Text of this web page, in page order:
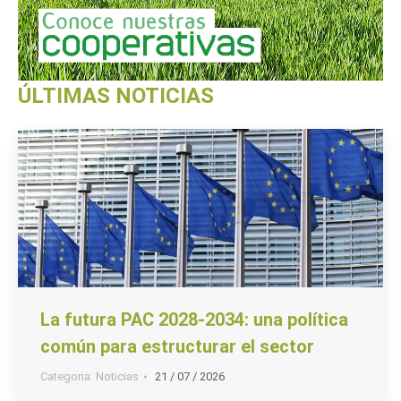
ÚLTIMAS NOTICIAS
La futura PAC 2028-2034: una política
común para estructurar el sector
Categoria: Noticias 21 / 07 / 2026